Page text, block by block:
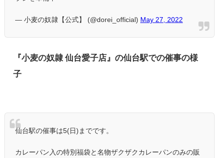
— 小麦の奴隷【公式】 (@dorei_official) May 27, 2022
『小麦の奴隷 仙台愛子店』の仙台駅での催事の様
子
仙台駅の催事は5(日)までです。
カレーパン入の特別福袋と名物ザクザクカレーパンのみの販